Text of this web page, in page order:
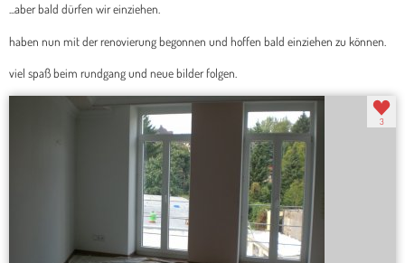
...aber bald dürfen wir einziehen.
haben nun mit der renovierung begonnen und hoffen bald einziehen zu können.
viel spaß beim rundgang und neue bilder folgen.
3